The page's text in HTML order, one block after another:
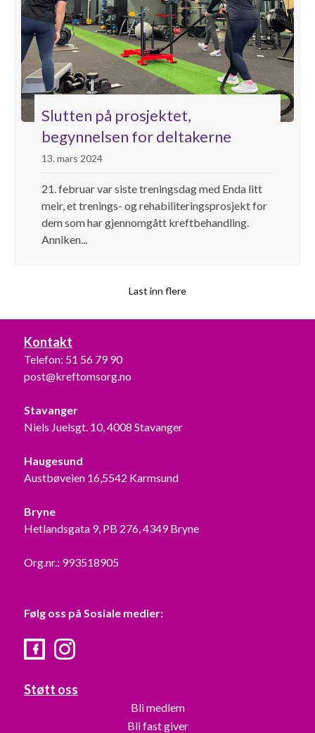
Slutten på prosjektet,
begynnelsen for deltakerne
13. mars 2024
21. februar var siste treningsdag med Enda litt
meir, et trenings- og rehabiliteringsprosjekt for
dem som har gjennomgått kreftbehandling.
Anniken...
Last inn flere
Kontakt
Telefon: 51 56 79 90
post@kreftomsorg.no
Stavanger
Niels Juelsgt. 10, 4008 Stavanger
Haugesund
Austbøveien 16,5542 Karmsund
Bryne
Hetlandsgata 9, PB 276, 4349 Bryne
Org.nr.: 993518905
Følg oss på Sosiale medier:
FacebookInstagram
Støtt oss
Bli medlem
Bli fast giver